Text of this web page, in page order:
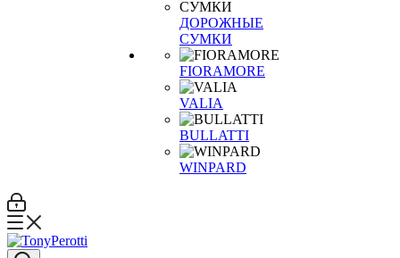
ДОРОЖНЫЕ
СУМКИ
FIORAMORE
VALIA
BULLATTI
WINPARD